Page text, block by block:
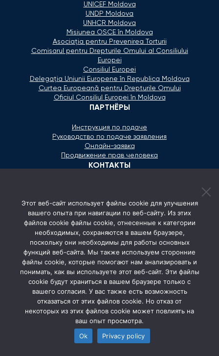
UNICEF Moldova
UNDP Moldova
UNHCR Moldova
Misiunea OSCE în Moldova
Asociaţia pentru Prevenirea Torturii
Comisarul pentru Drepturile Omului al Consiliului
Europei
Consiliul Europei
Delegaţia Uniunii Europene în Republica Moldova
Curtea Europeană pentru Drepturile Omului
Oficiul Consiliul Europei în Moldova
ПАРТНЁРЫ
Инструкция по подаче
Руководство по подаче заявления
Онлайн-заявка
Продвижение прав человека
КОНТАКТЫ
secretariat@ombudsman.md
Улица Каля Ешилор 11/3, Кишинёв
Понедельник - Пятница: 08:00 - 17:00
СОЦ. СЕТИ
© 2026 Avocatul Poporului Ombudsman. All rights
Этот веб-сайт использует файлы cookie для улучшения
вашего опыта при навигации по веб-сайту. Из этих
файлов cookie файлы cookie, отнесенные к категории
необходимых, сохраняются в вашем браузере,
поскольку они необходимы для работы основных
функций веб-сайта. Мы также используем сторонние
файлы cookie, которые помогают нам анализировать и
понимать, как вы используете этот веб-сайт. Эти файлы
cookie будут храниться в вашем браузере только с
вашего согласия. У вас также есть возможность
отказаться от этих файлов cookie. Но отказ от
некоторых из этих файлов cookie может повлиять на
ваш опыт просмотра.
Ok
Privacy policy